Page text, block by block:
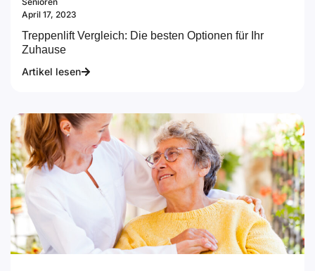
April 17, 2023
Treppenlift Vergleich: Die besten Optionen für Ihr
Zuhause
Artikel lesen